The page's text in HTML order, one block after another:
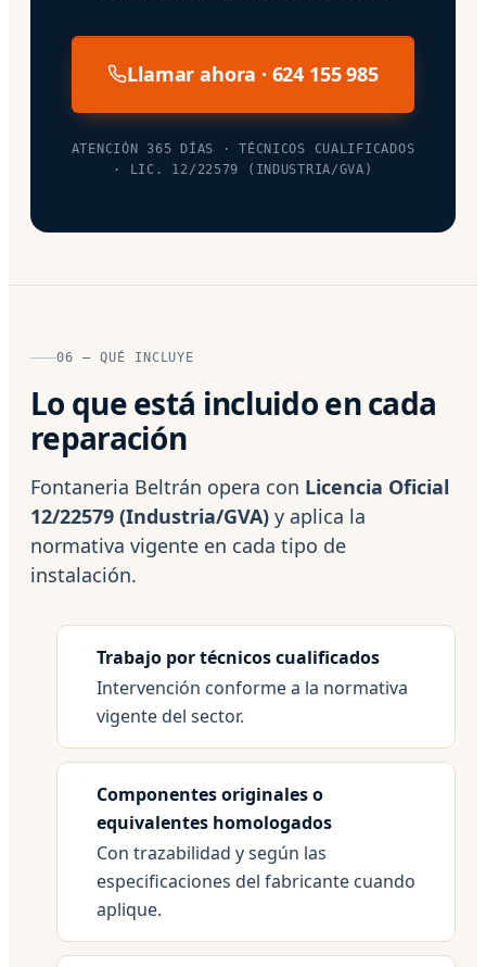
Llamar ahora · 624 155 985
ATENCIÓN 365 DÍAS · TÉCNICOS CUALIFICADOS
· LIC. 12/22579 (INDUSTRIA/GVA)
06 — QUÉ INCLUYE
Lo que está incluido en cada
reparación
Fontaneria Beltrán opera con Licencia Oficial
12/22579 (Industria/GVA) y aplica la
normativa vigente en cada tipo de
instalación.
Trabajo por técnicos cualificados
Intervención conforme a la normativa
vigente del sector.
Componentes originales o
equivalentes homologados
Con trazabilidad y según las
especificaciones del fabricante cuando
aplique.